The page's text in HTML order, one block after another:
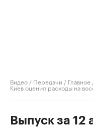
Видео / Передачи / Главное
Киев оценил расходы на
Выпуск за 12